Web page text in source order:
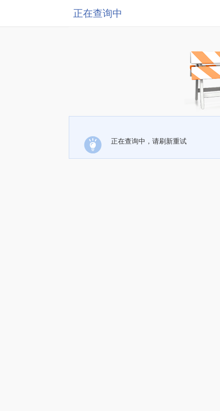
正在查询中
正在查询中，请刷新重试